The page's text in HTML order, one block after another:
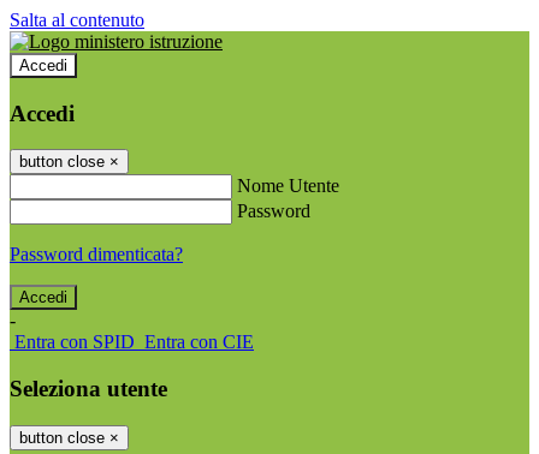
Salta al contenuto
Accedi
Accedi
button close ×
Nome Utente
Password
Password dimenticata?
-
Entra con SPID Entra con CIE
Seleziona utente
button close ×